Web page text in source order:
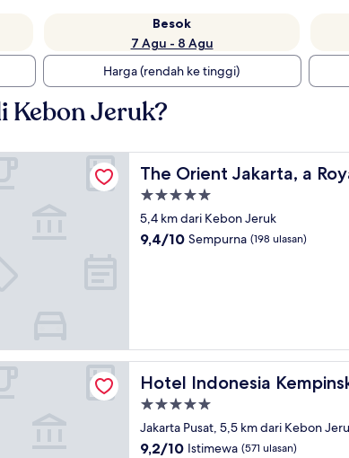
Besok
7 Agu - 8 Agu
Harga (rendah ke tinggi)
Kebon Jeruk?
The Orient Jakarta, a
The Orient Jakarta, a Royal
Properti
bintang
5.0
5,4 km dari Kebon Jeruk
9.4
9,4/10 Sempurna (198 ulasan)
Hotel
Hotel Indonesia
Hotel Indonesia Kempinski
Properti
bintang
5.0
Jakarta Pusat, 5,5 km dari Kebon
9.2
9,2/10 Istimewa (571 ulasan)